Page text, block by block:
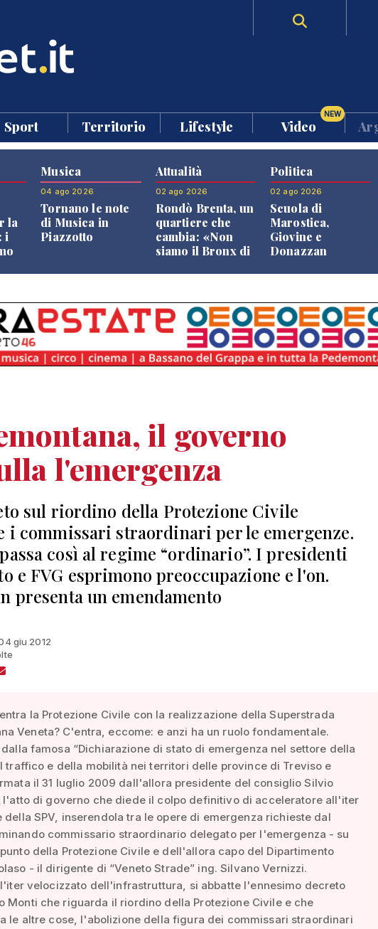
Sport Territorio Lifestyle Video
NEW
la
i
Musica
04 ago 2026
Tornano le note
di Musica in
Piazzotto
Attualità
02 ago 2026
Rondò Brenta, un
quartiere che
cambia: «Non
siamo il Bronx di
Politica
02 ago 2026
Scuola di
Marostica,
Giovine e
Donazzan
il governo
l'emergenza
sul riordino della Protezione Civile
i commissari straordinari per le emergenze.
così al regime “ordinario”. I presidenti
e FVG esprimono preoccupazione e l'on.
presenta un emendamento
giu 2012
la Protezione Civile con la realizzazione della Superstrada
Veneta? C'entra, eccome: e anzi ha un ruolo fondamentale.
famosa “Dichiarazione di stato di emergenza nel settore della
traffico e della mobilità nei territori delle province di Treviso e
il 31 luglio 2009 dall'allora presidente del consiglio Silvio
l'atto di governo che diede il colpo definitivo di acceleratore all'iter
della SPV, inserendola tra le opere di emergenza richieste dal
commissario straordinario delegato per l'emergenza - su
della Protezione Civile e dell'allora capo del Dipartimento
- il dirigente di “Veneto Strade” ing. Silvano Vernizzi.
velocizzato dell'infrastruttura, si abbatte l'ennesimo decreto
Monti che riguarda il riordino della Protezione Civile e che
le altre cose, l'abolizione della figura dei commissari straordinari